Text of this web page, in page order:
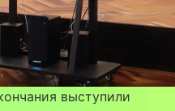
выступили